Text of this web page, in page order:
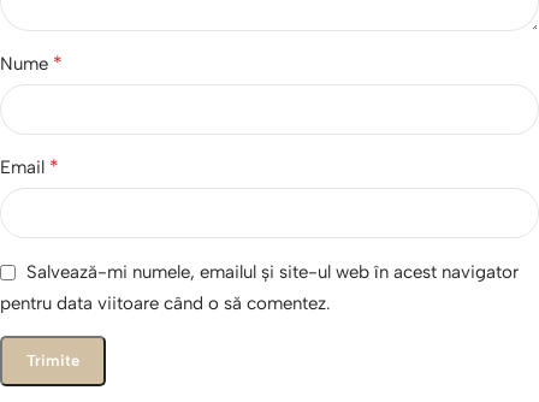
Nume *
Email *
Salvează-mi numele, emailul și site-ul web în acest navigator
pentru data viitoare când o să comentez.